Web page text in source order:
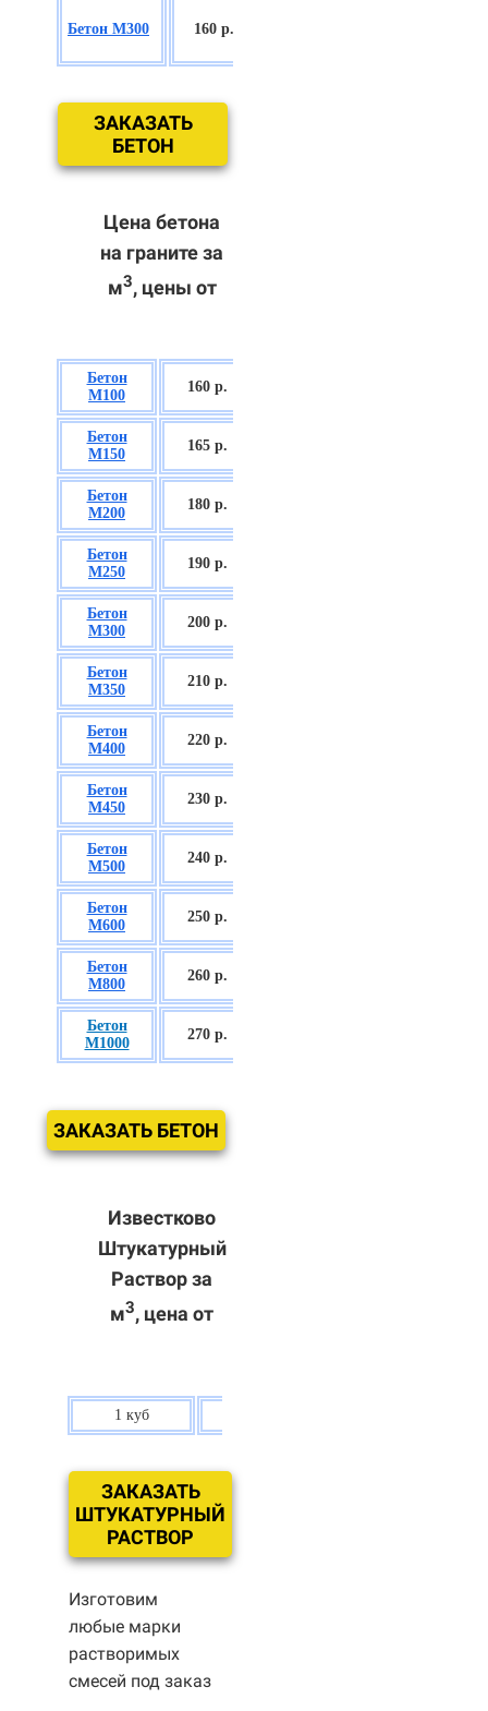
Бетон М300 160 р.
ЗАКАЗАТЬ
БЕТОН
Цена бетона
на граните за
м3, цены от
Бетон
М100
160 р.
Бетон
М150
165 р.
Бетон
М200
180 р.
Бетон
М250
190 р.
Бетон
М300
200 р.
Бетон
М350
210 р.
Бетон
М400
220 р.
Бетон
М450
230 р.
Бетон
М500
240 р.
Бетон
М600
250 р.
Бетон
М800
260 р.
Бетон
М1000
270 р.
ЗАКАЗАТЬ БЕТОН
Известково
Штукатурный
Раствор за
м3, цена от
1 куб
ЗАКАЗАТЬ
ШТУКАТУРНЫЙ
РАСТВОР
Изготовим
любые марки
растворимых
смесей под заказ